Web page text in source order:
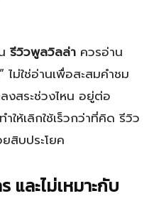
รีวิวพูลวิลล่า ควรอ่าน
ไม่ใช่อ่านเพื่อสะสมคำชม
งสระช่วงไหน อยู่ต่อ
ให้เลิกใช้เร็วกว่าที่คิด รีวิว
สิบประโยค
และไม่เหมาะกับ